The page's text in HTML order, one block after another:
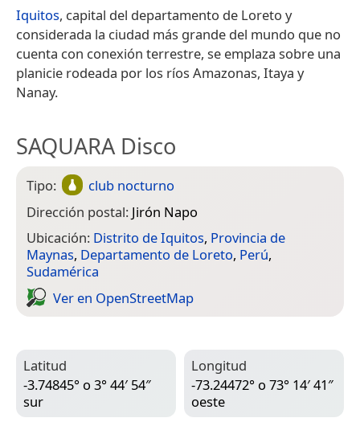
Iquitos, capital del departamento de Loreto y
considerada la ciudad más grande del mundo que no
cuenta con conexión terrestre, se emplaza sobre una
planicie rodeada por los ríos Amazonas, Itaya y
Nanay.
SAQUARA Disco
Tipo:
club nocturno
Dirección postal: Jirón Napo
Ubicación: Distrito de Iquitos, Provincia de
Maynas, Departamento de Loreto, Perú,
Sudamérica
Ver en Open­Street­Map
Latitud
-3.74845° o 3° 44′ 54″
sur
Longitud
-73.24472° o 73° 14′ 41″
oeste